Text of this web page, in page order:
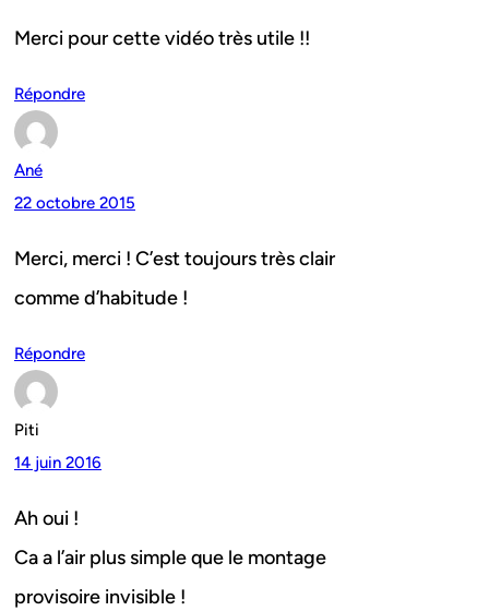
Merci pour cette vidéo très utile !!
Répondre
Ané
22 octobre 2015
Merci, merci ! C’est toujours très clair
comme d’habitude !
Répondre
Piti
14 juin 2016
Ah oui !
Ca a l’air plus simple que le montage
provisoire invisible !